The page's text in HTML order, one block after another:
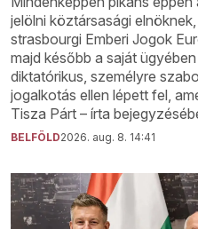
jelölni köztársasági
strasbourgi Emberi Jogok
majd később a saját
diktatórikus, személyre
jogalkotás ellen lépett fel,
Tisza Párt – írta
BELFÖLD2026. aug. 8. 14:41